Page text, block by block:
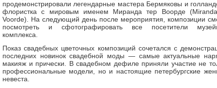
продемонстрировали легендарные мастера Бермяковы и
флористка с мировым именем Миранда тер Воорде
Voorde). На следующий день после мероприятия, композиции
посмотреть и сфотографировать все посетители
комплекса.
Показ свадебных цветочных композиций сочетался с
последних новинок свадебной моды — самые актуальные
макияж и прически. В свадебном дефиле приняли участие не
профессиональные модели, но и настоящие петербургские
невеста.